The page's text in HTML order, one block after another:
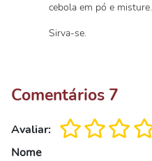
cebola em pó e misture.
Sirva-se.
Comentários 7
Avaliar:
Nome